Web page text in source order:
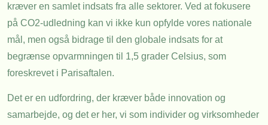
kræver en samlet indsats fra alle sektorer. Ved at fokusere
på CO2-udledning kan vi ikke kun opfylde vores nationale
mål, men også bidrage til den globale indsats for at
begrænse opvarmningen til 1,5 grader Celsius, som
foreskrevet i Parisaftalen.
Det er en udfordring, der kræver både innovation og
samarbejde, og det er her, vi som individer og virksomheder